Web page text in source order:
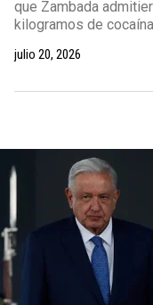
que Zambada
kilogramos de
julio 20, 2026